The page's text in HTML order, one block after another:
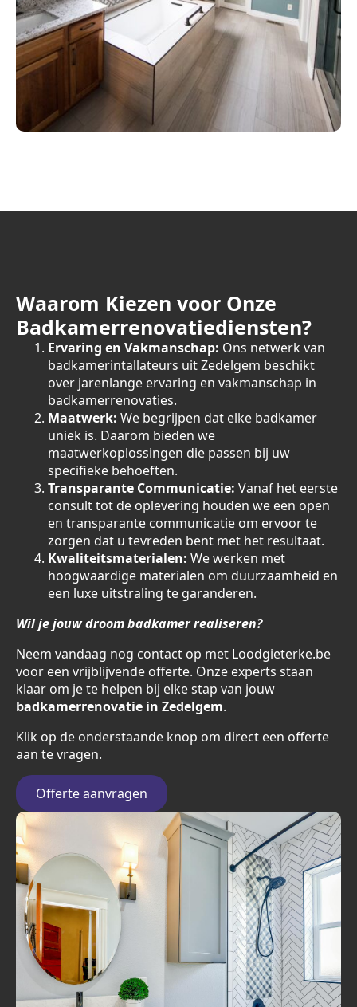
Waarom Kiezen voor Onze
Badkamerrenovatiediensten?
Ervaring en Vakmanschap: Ons netwerk van
badkamerintallateurs uit Zedelgem beschikt
over jarenlange ervaring en vakmanschap in
badkamerrenovaties.
Maatwerk: We begrijpen dat elke badkamer
uniek is. Daarom bieden we
maatwerkoplossingen die passen bij uw
specifieke behoeften.
Transparante Communicatie: Vanaf het eerste
consult tot de oplevering houden we een open
en transparante communicatie om ervoor te
zorgen dat u tevreden bent met het resultaat.
Kwaliteitsmaterialen: We werken met
hoogwaardige materialen om duurzaamheid en
een luxe uitstraling te garanderen.
Wil je jouw droom badkamer realiseren?
Neem vandaag nog contact op met Loodgieterke.be
voor een vrijblijvende offerte. Onze experts staan
klaar om je te helpen bij elke stap van jouw
badkamerrenovatie in Zedelgem.
Klik op de onderstaande knop om direct een offerte
aan te vragen.
Offerte aanvragen